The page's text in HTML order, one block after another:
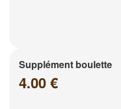
Supplément boulette
4.00 €